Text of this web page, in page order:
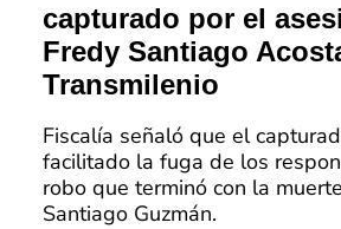
capturado por el
Fredy Santiago
Transmilenio
Fiscalía señaló que el
facilitado la fuga de los
robo que terminó con la
Santiago Guzmán.